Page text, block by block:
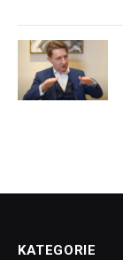
KATEGORIE